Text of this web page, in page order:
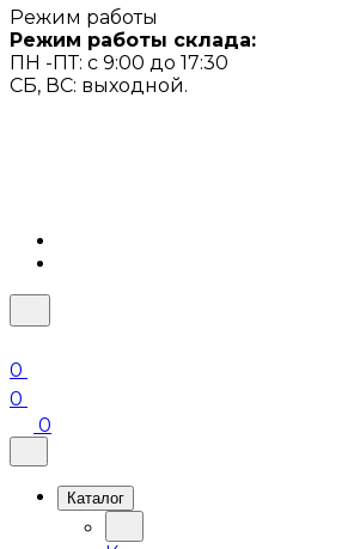
Режим работы
Режим работы склада:
ПН -ПТ: с 9:00 до 17:30
СБ, ВС: выходной.
0
0
0
Каталог